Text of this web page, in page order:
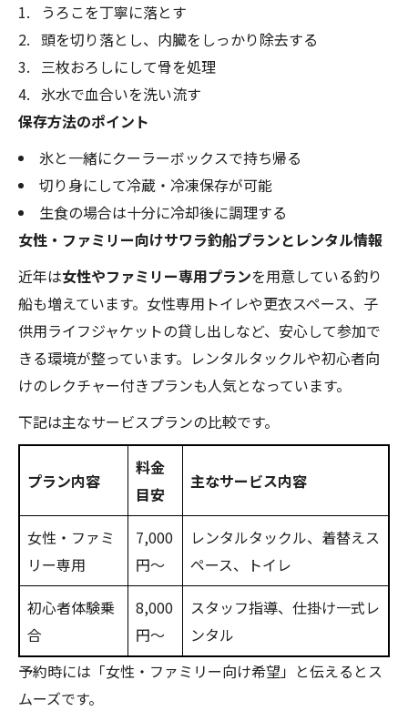
うろこを丁寧に落とす
頭を切り落とし、内臓をしっかり除去する
三枚おろしにして骨を処理
氷水で血合いを洗い流す
保存方法のポイント
氷と一緒にクーラーボックスで持ち帰る
切り身にして冷蔵・冷凍保存が可能
生食の場合は十分に冷却後に調理する
女性・ファミリー向けサワラ釣船プランとレンタル情報
近年は女性やファミリー専用プランを用意している釣り
船も増えています。女性専用トイレや更衣スペース、子
供用ライフジャケットの貸し出しなど、安心して参加で
きる環境が整っています。レンタルタックルや初心者向
けのレクチャー付きプランも人気となっています。
下記は主なサービスプランの比較です。
プラン内容
料金
目安
主なサービス内容
女性・ファミ
リー専用
7,000
円～
レンタルタックル、着替えス
ペース、トイレ
初心者体験乗
合
8,000
円～
スタッフ指導、仕掛け一式レ
ンタル
予約時には「女性・ファミリー向け希望」と伝えるとス
ムーズです。